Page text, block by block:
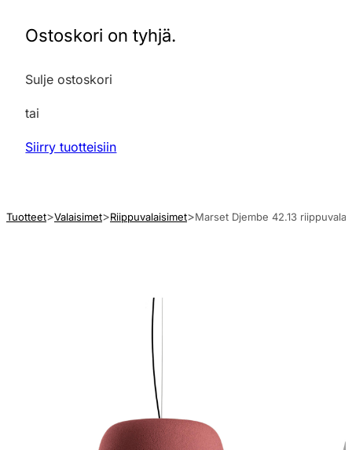
Ostoskori on tyhjä.
Sulje ostoskori
tai
Siirry tuotteisiin
Tuotteet Valaisimet Riippuvalaisimet Marset Djembe 42.13